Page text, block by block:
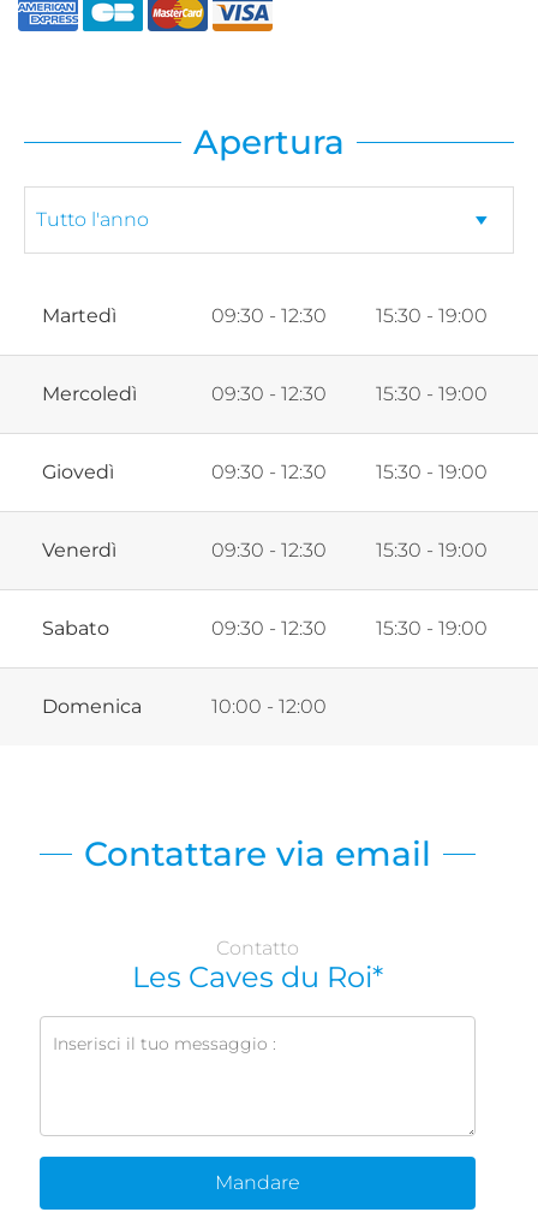
Apertura
Martedì 09:30 - 12:30 15:30 - 19:00
Mercoledì 09:30 - 12:30 15:30 - 19:00
Giovedì 09:30 - 12:30 15:30 - 19:00
Venerdì 09:30 - 12:30 15:30 - 19:00
Sabato 09:30 - 12:30 15:30 - 19:00
Domenica 10:00 - 12:00
Contattare via email
Contatto
Les Caves du Roi*
Mandare